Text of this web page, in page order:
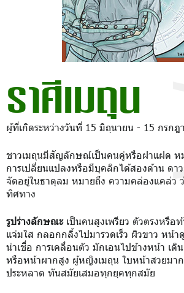
ราศีเมถุน
ผู้ที่เกิดระหว่างวันที่ 15 มิถุนายน - 15 กรกฎ
ชาวเมถุนมีสัญลักษณ์เป็นคนคู่หรือฝาแฝด ห
การเปลี่ยนแปลงหรือมีบุคลิกได้สองด้าน ด
จัดอยู่ในธาตุลม หมายถึง ความคล่องแคล่ว
ทิศทาง
รูปร่างลักษณะเป็นคนสูงเพรียว ตัวตรงหรือ
แจ่มใส กลอกกลิ้งไปมารวดเร็ว ผิวขาว หน้า
น่าเชื่อ การเคลื่อนตัว มักเอนไปข้างหน้า เดิ
หรือหน้าผากสูง ผู้หญิงเมถุน ใบหน้าสวยมา
ประหลาด ทันสมัยเสมอทุกยุคทุกสมัย